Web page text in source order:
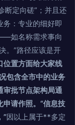
断定向磋”；并且还
：专业的细好即
如名称需求事向
。”路径应该是开
位置方面给大家线
包含全市中的业务
审批节点架构局通
请作照。“信息技
”因以上属于**多定